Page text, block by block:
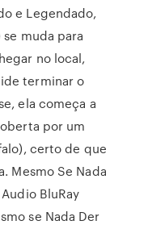
e Legendado,
muda para
no local,
terminar o
ela começa a
por um
certo de que
Mesmo Se Nada
BluRay
se Nada Der